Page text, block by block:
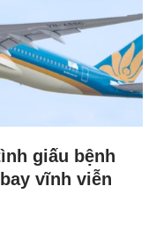
giấu bệnh
vĩnh viễn